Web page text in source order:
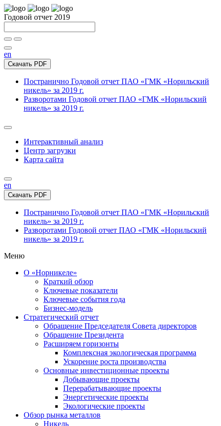
Годовой отчет 2019
en
Скачать PDF
Постранично Годовой отчет ПАО «ГМК «Норильский
никель» за 2019 г.
Разворотами Годовой отчет ПАО «ГМК «Норильский
никель» за 2019 г.
Интерактивный анализ
Центр загрузки
Карта сайта
en
Скачать PDF
Постранично Годовой отчет ПАО «ГМК «Норильский
никель» за 2019 г.
Разворотами Годовой отчет ПАО «ГМК «Норильский
никель» за 2019 г.
Меню
О «Норникеле»
Краткий обзор
Ключевые показатели
Ключевые события года
Бизнес-модель
Стратегический отчет
Обращение Председателя Совета директоров
Обращение Президента
Расширяем горизонты
Комплексная экологическая программа
Ускорение роста производства
Основные инвестиционные проекты
Добывающие проекты
Перерабатывающие проекты
Энергетические проекты
Экологические проекты
Обзор рынка металлов
Никель